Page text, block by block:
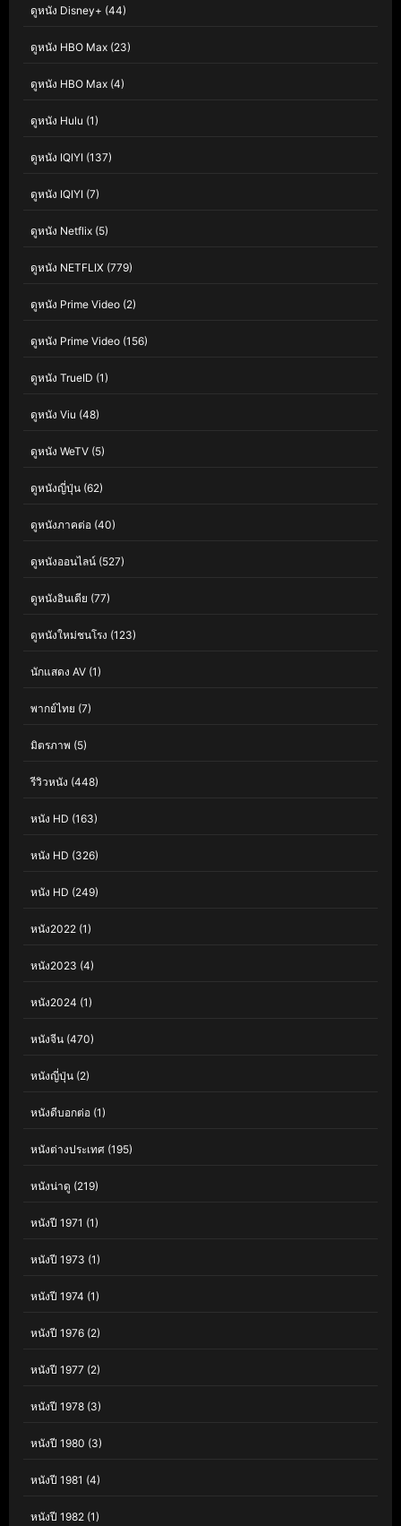
ดูหนัง Disney+ (44)
ดูหนัง HBO Max (23)
ดูหนัง HBO Max (4)
ดูหนัง Hulu (1)
ดูหนัง IQIYI (137)
ดูหนัง IQIYI (7)
ดูหนัง Netflix (5)
ดูหนัง NETFLIX (779)
ดูหนัง Prime Video (2)
ดูหนัง Prime Video (156)
ดูหนัง TrueID (1)
ดูหนัง Viu (48)
ดูหนัง WeTV (5)
ดูหนังญี่ปุ่น (62)
ดูหนังภาคต่อ (40)
ดูหนังออนไลน์ (527)
ดูหนังอินเดีย (77)
ดูหนังใหม่ชนโรง (123)
นักแสดง AV (1)
พากย์ไทย (7)
มิตรภาพ (5)
รีวิวหนัง (448)
หนัง HD (163)
หนัง HD (326)
หนัง HD (249)
หนัง2022 (1)
หนัง2023 (4)
หนัง2024 (1)
หนังจีน (470)
หนังญี่ปุ่น (2)
หนังดีบอกต่อ (1)
หนังต่างประเทศ (195)
หนังน่าดู (219)
หนังปี 1971 (1)
หนังปี 1973 (1)
หนังปี 1974 (1)
หนังปี 1976 (2)
หนังปี 1977 (2)
หนังปี 1978 (3)
หนังปี 1980 (3)
หนังปี 1981 (4)
หนังปี 1982 (1)